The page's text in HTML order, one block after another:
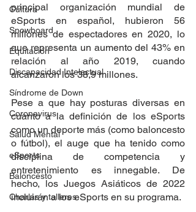
Cultura
Snowboard
Equitación
Discapacidad Intelectual
Síndrome de Down
Coronavirus
Salud Mental
eSports
Baloncesto
Charlas y talleres
principal organización mundial de
eSports en español, hubieron 56
millones de espectadores en 2020, lo
que representa un aumento del 43% en
relación al año 2019, cuando
alcanzaron los 38,9 millones.
Pese a que hay posturas diversas en
cuanto a la definición de los eSports
como un deporte más (como baloncesto
o fútbol), el auge que ha tenido como
disciplina de competencia y
entretenimiento es innegable. De
hecho, los Juegos Asiáticos de 2022
incluirán a los eSports en su programa.